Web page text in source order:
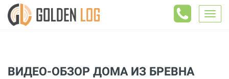
ВИДЕО-ОБЗОР ДОМА ИЗ БРЕВНА